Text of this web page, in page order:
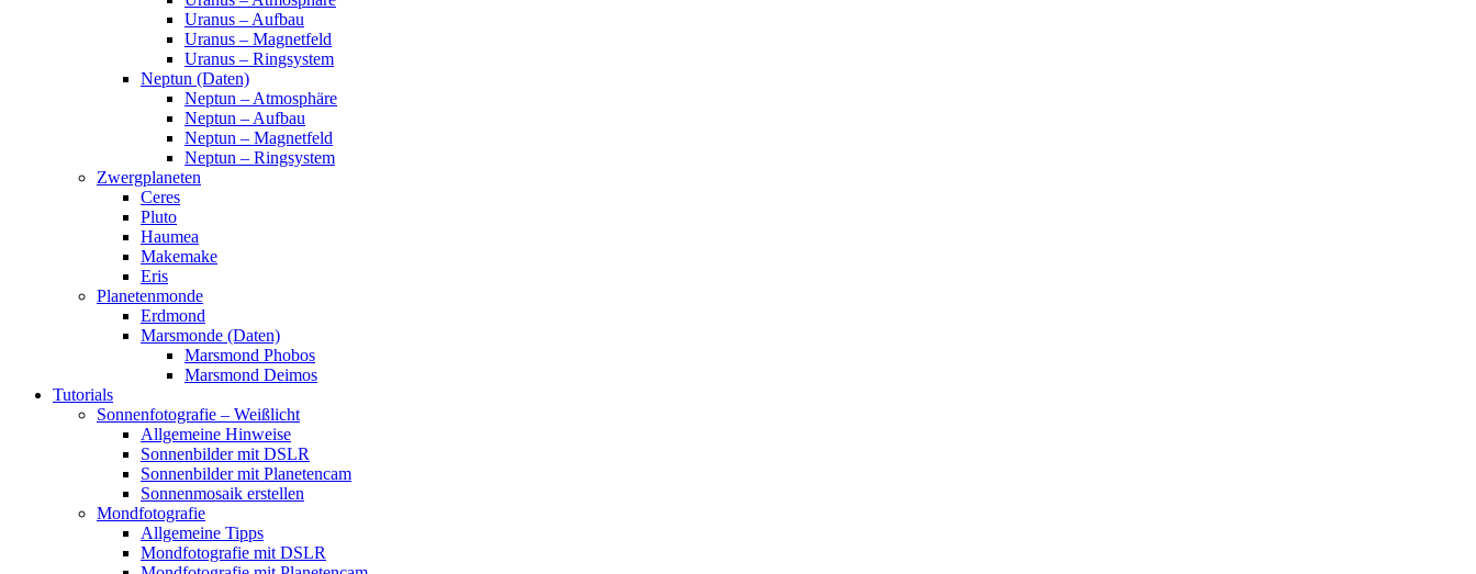
Uranus – Aufbau
Uranus – Magnetfeld
Uranus – Ringsystem
Neptun (Daten)
Neptun – Atmosphäre
Neptun – Aufbau
Neptun – Magnetfeld
Neptun – Ringsystem
Zwergplaneten
Ceres
Pluto
Haumea
Makemake
Eris
Planetenmonde
Erdmond
Marsmonde (Daten)
Marsmond Phobos
Marsmond Deimos
Tutorials
Sonnenfotografie – Weißlicht
Allgemeine Hinweise
Sonnenbilder mit DSLR
Sonnenbilder mit Planetencam
Sonnenmosaik erstellen
Mondfotografie
Allgemeine Tipps
Mondfotografie mit DSLR